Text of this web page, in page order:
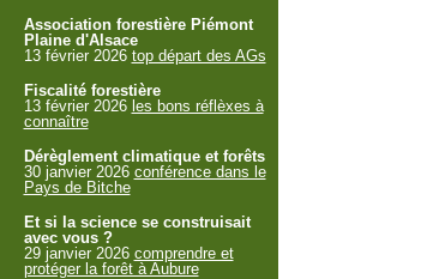
Association forestière Piémont
Plaine d'Alsace
13 février 2026 top départ des AGs
Fiscalité forestière
13 février 2026 les bons réflèxes à
connaître
Dérèglement climatique et forêts
30 janvier 2026 conférence dans le
Pays de Bitche
Et si la science se construisait
avec vous ?
29 janvier 2026 comprendre et
protéger la forêt à Aubure